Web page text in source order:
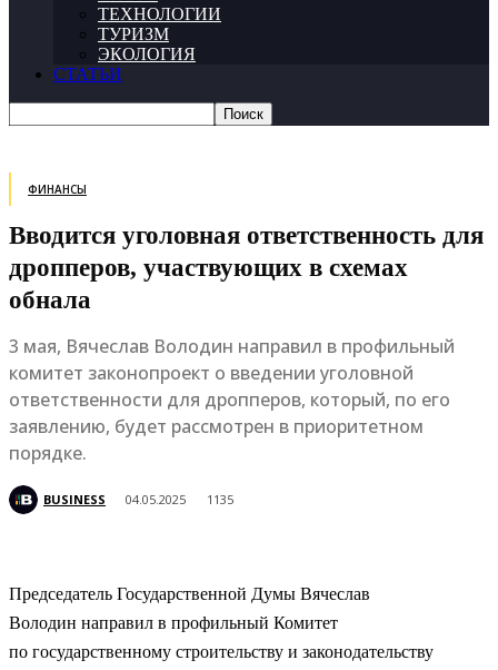
ТЕХНОЛОГИИ
ТУРИЗМ
ЭКОЛОГИЯ
СТАТЬИ
ФИНАНСЫ
Вводится уголовная ответственность для
дропперов, участвующих в схемах
обнала
3 мая, Вячеслав Володин направил в профильный
комитет законопроект о введении уголовной
ответственности для дропперов, который, по его
заявлению, будет рассмотрен в приоритетном
порядке.
BUSINESS 04.05.2025 1135
Председатель Государственной Думы Вячеслав
Володин направил в профильный Комитет
по государственному строительству и законодательству